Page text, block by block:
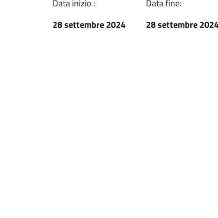
Data inizio :
28 settembre 2024
Data fine:
28 settembre